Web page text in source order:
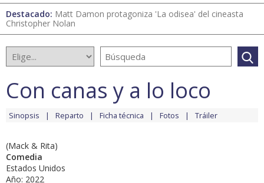
Destacado: Matt Damon protagoniza 'La odisea' del cineasta
Christopher Nolan
Con canas y a lo loco
Sinopsis Reparto Ficha técnica Fotos Tráiler
(Mack & Rita)
Comedia
Estados Unidos
Año: 2022